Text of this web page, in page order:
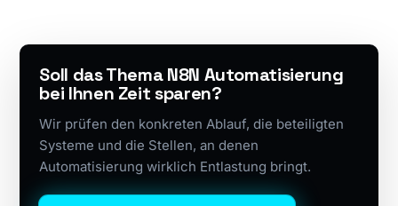
Soll das Thema N8N Automatisierung
bei Ihnen Zeit sparen?
Wir prüfen den konkreten Ablauf, die beteiligten
Systeme und die Stellen, an denen
Automatisierung wirklich Entlastung bringt.